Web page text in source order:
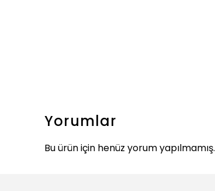
Yorumlar
Bu ürün için henüz yorum yapılmamış.